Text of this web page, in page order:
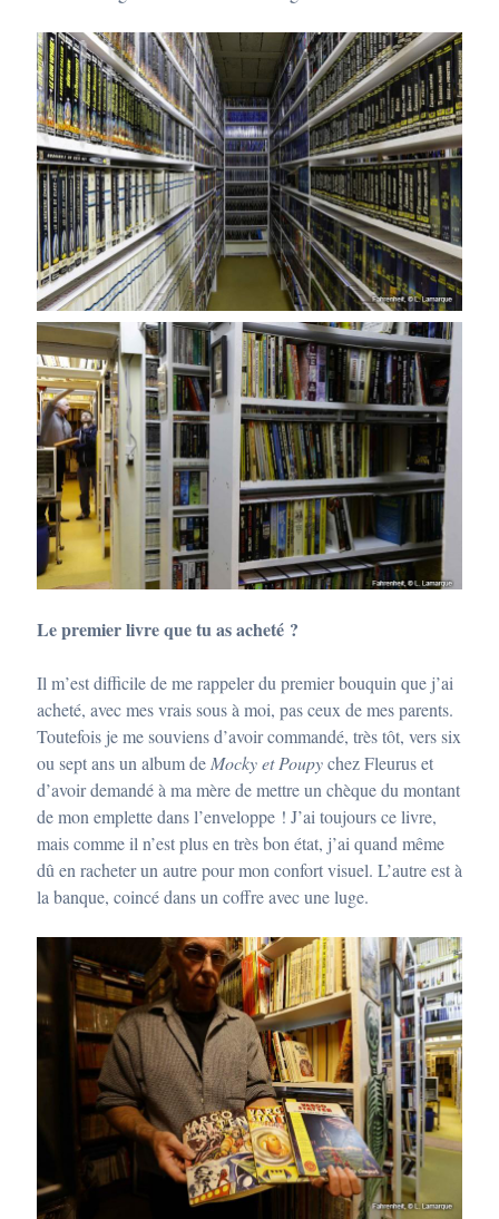
Le premier livre que tu as acheté ?
Il m’est difficile de me rappeler du premier bouquin que j’ai
acheté, avec mes vrais sous à moi, pas ceux de mes parents.
Toutefois je me souviens d’avoir commandé, très tôt, vers six
ou sept ans un album de Mocky et Poupychez Fleurus et
d’avoir demandé à ma mère de mettre un chèque du montant
de mon emplette dans l’enveloppe ! J’ai toujours ce livre,
mais comme il n’est plus en très bon état, j’ai quand même
dû en racheter un autre pour mon confort visuel. L’autre est à
la banque, coincé dans un coffre avec une luge.